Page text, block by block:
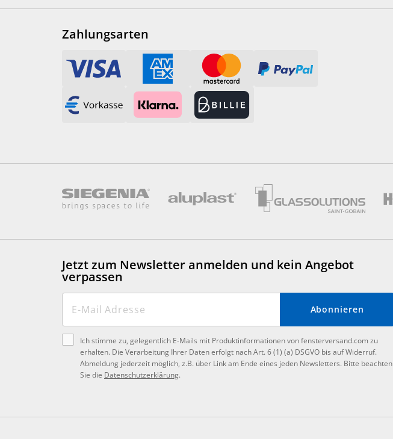
Zahlungsarten
Jetzt zum Newsletter anmelden und kein Angebot
verpassen
Abonnieren
Ich stimme zu, gelegentlich E-Mails mit Produktinformationen von fensterversand.com zu
erhalten. Die Verarbeitung Ihrer Daten erfolgt nach Art. 6 (1) (a) DSGVO bis auf Widerruf.
Abmeldung jederzeit möglich, z.B. über Link am Ende eines jeden Newsletters. Bitte beachten
Sie die Datenschutzerklärung.